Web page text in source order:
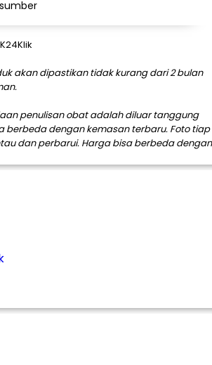
akan dipastikan tidak kurang dari 2 bulan
penulisan obat adalah diluar tanggung
berbeda dengan kemasan terbaru. Foto tiap
dan perbarui. Harga bisa berbeda dengan